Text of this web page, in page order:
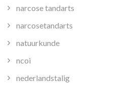
narcose tandarts
narcosetandarts
natuurkunde
ncoi
nederlandstalig